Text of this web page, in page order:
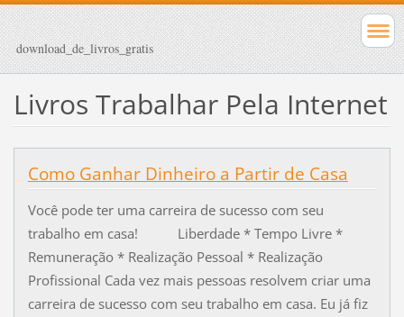
download_de_livros_gratis
Livros Trabalhar Pela Internet
Como Ganhar Dinheiro a Partir de Casa
Você pode ter uma carreira de sucesso com seu
trabalho em casa! Liberdade * Tempo Livre *
Remuneração * Realização Pessoal * Realização
Profissional Cada vez mais pessoas resolvem criar uma
carreira de sucesso com seu trabalho em casa. Eu já fiz